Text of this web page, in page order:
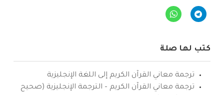
كتب لها صلة
ترجمة معاني القرآن الكريم إلى اللغة الإنجليزية
ترجمة معاني القرآن الكريم – الترجمة الإنجليزية (صحيح